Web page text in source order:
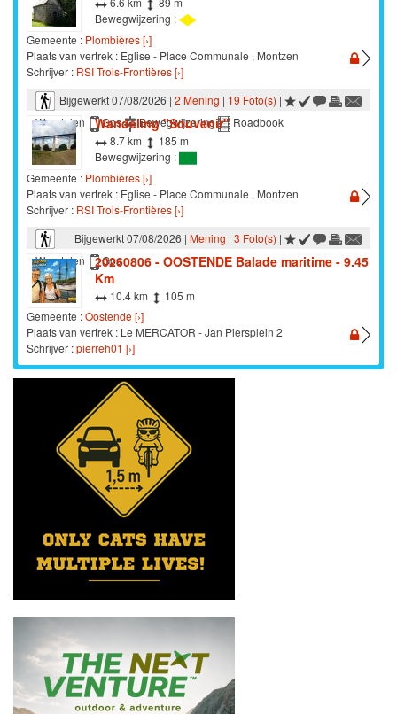
Bewegwijzering :
Gemeente : Plombières [›]
Plaats van vertrek : Eglise - Place Communale , Montzen
Schrijver : RSI Trois-Frontières [›]
Bijgewerkt 07/08/2026 | 2 Mening | 19 Foto(s) |
Wandelen
Gps Bewegwijzering Roadbook
Wandeling "Souvenir"
8.7 km
185 m
Bewegwijzering :
Gemeente : Plombières [›]
Plaats van vertrek : Eglise - Place Communale , Montzen
Schrijver : RSI Trois-Frontières [›]
Bijgewerkt 07/08/2026 | Mening | 3 Foto(s) |
Wandelen
Gps
20260806 - OOSTENDE Balade maritime - 9.45
Km
10.4 km
105 m
Gemeente :Oostende [›]
Plaats van vertrek : Le MERCATOR - Jan Piersplein 2
Schrijver :pierreh01 [›]